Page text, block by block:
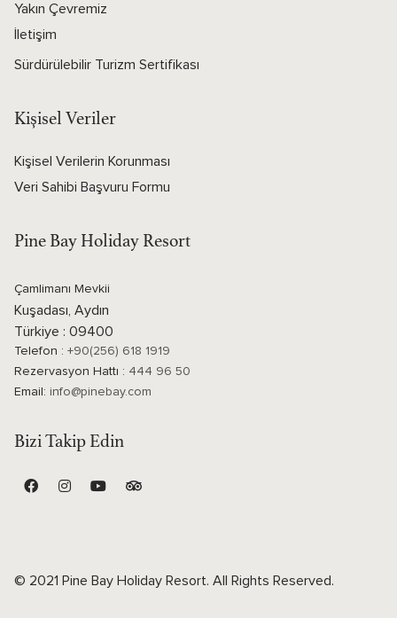
Yakın Çevremiz
İletişim
Sürdürülebilir Turizm Sertifikası
Kişisel Veriler
Kişisel Verilerin Korunması
Veri Sahibi Başvuru Formu
Pine Bay Holiday Resort
Çamlimanı Mevkii
Kuşadası, Aydın
Türkiye : 09400
Telefon : +90(256) 618 1919
Rezervasyon Hattı : 444 96 50
Email: info@pinebay.com
Bizi Takip Edin
© 2021 Pine Bay Holiday Resort. All Rights Reserved.